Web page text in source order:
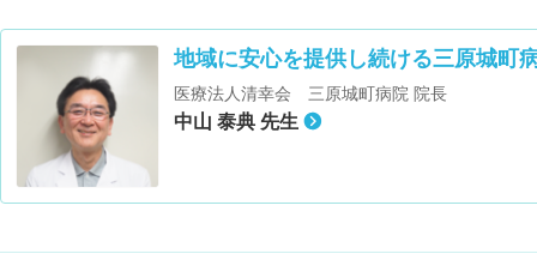
地域に安心を提供し続ける三原城町
医療法人清幸会 三原城町病院 院長
中山 泰典 先生